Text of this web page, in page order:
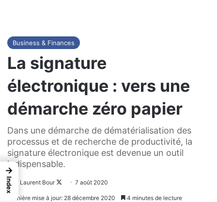
Business & Finances
La signature
électronique : vers une
démarche zéro papier
Dans une démarche de dématérialisation des
processus et de recherche de productivité, la
signature électronique est devenue un outil
indispensable.
Laurent Bour
Follow7 août 2020
Dernière mise à jour: 28 décembre 2020 4 minutes de lecture
→
Index